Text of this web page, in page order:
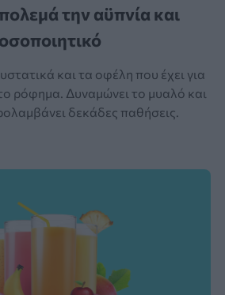
την αϋπνία και
και τα οφέλη που έχει για
ρόφημα. Δυναμώνει το μυαλό και
δεκάδες παθήσεις.